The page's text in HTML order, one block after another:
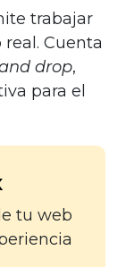
trabajar
Cuenta
drop,
para el
tu web